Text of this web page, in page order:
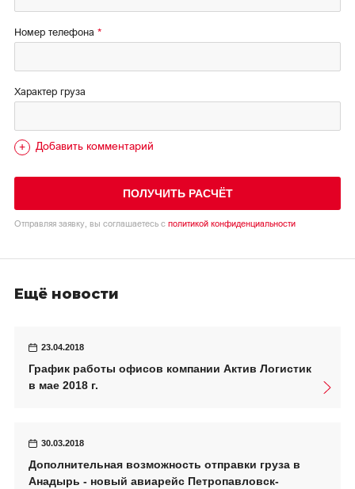
Номер телефона
Характер груза
Добавить комментарий
ПОЛУЧИТЬ РАСЧЁТ
Отправляя заявку, вы соглашаетесь с политикой конфиденциальности
Ещё новости
23.04.2018
График работы офисов компании Актив Логистик
в мае 2018 г.
30.03.2018
Дополнительная возможность отправки груза в
Анадырь - новый авиарейс Петропавловск-